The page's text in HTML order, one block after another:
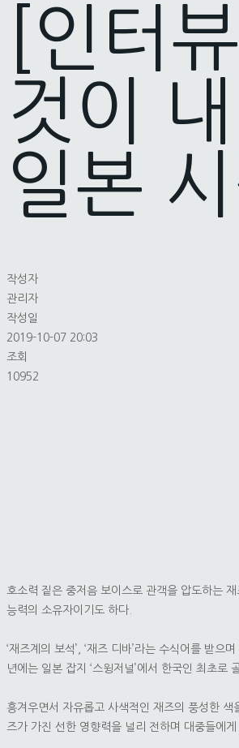
[인터
것이
일본
작성자
관리자
작성일
2019-10-07 20:03
조회
10952
호소력 짙은 중저음 보이스로 관객을 압도하는
능력의 소유자이기도 하다.
‘재즈계의 보석’, ‘재즈 디바’라는 수식어를 받
년에는 일본 잡지 ‘스윙저널’에서 한국인 최초로
흥겨우면서 자유롭고 사색적인 재즈의 풍성한
즈가 가진 선한 영향력을 널리 전하며 대중들에